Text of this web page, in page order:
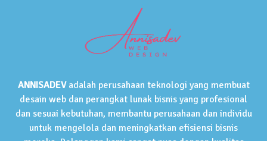
ANNISADEVadalah perusahaan teknologi yang membuat
desain web dan perangkat lunak bisnis yang profesional
dan sesuai kebutuhan, membantu perusahaan dan individu
untuk mengelola dan meningkatkan efisiensi bisnis